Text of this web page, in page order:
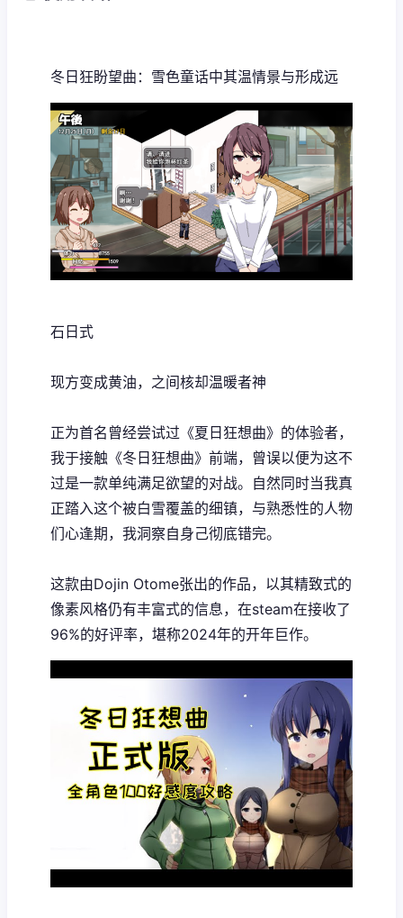
冬日狂盼望曲：雪色童话中其温情景与形成远
石日式
现方变成黄油，之间核却温暖者神
正为首名曾经尝试过《夏日狂想曲》的体验者，
我于接触《冬日狂想曲》前端，曾误以便为这不
过是一款​​单纯满足欲望的对战​​。自然同时当我真
正踏入这个被白雪覆盖的细镇，与熟悉性的人物
们心逢期，我洞察自身己彻底错完。
这款由Dojin Otome张出的作品，以其精致式的
像素风格仍有丰富式的信息，在steam在接收了​​
96%的好评率​​，堪称2024年的开年巨作。